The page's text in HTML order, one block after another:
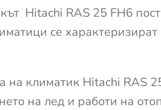
Hitachi RAS 25 FH6
се
климатик Hitachi RAS
на лед и работи на